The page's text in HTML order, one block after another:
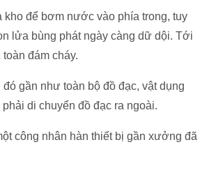
kho để bơm nước vào phía trong, tuy
lửa bùng phát ngày càng dữ dội. Tới
đám cháy.
gần như toàn bộ đồ đạc, vật dụng
di chuyển đồ đạc ra ngoài.
công nhân hàn thiết bị gần xưởng đã